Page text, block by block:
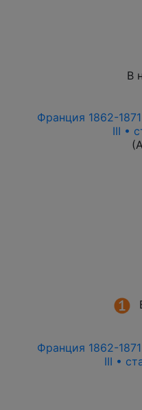
В
Франция 1862-
III •
Франция 1862-
III •